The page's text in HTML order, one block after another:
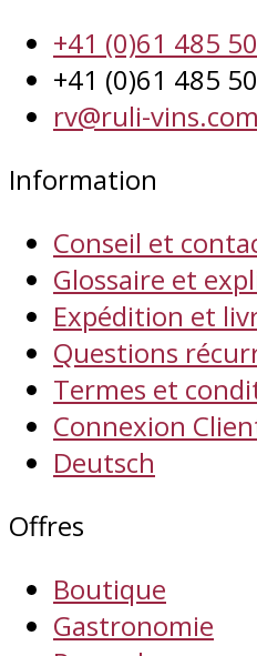
+41 (0)61 485
+41 (0)61 485
rv@ruli-vins.com
Information
Conseil et
Glossaire et
Expédition et
Questions
Termes et
Connexion
Deutsch
Offres
Boutique
Gastronomie